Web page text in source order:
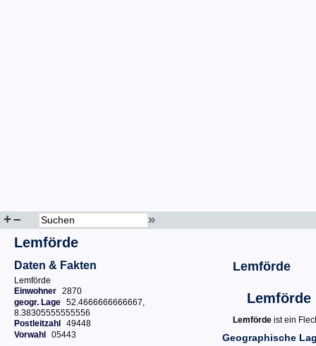
+– »
Lemförde
Daten & Fakten
Lemförde
Einwohner 2870
geogr. Lage 52.4666666666667,
8.38305555555556
Postleitzahl
49448
Vorwahl
05443
Lemförde
Lemförde
Lemförde ist ein
Geographische